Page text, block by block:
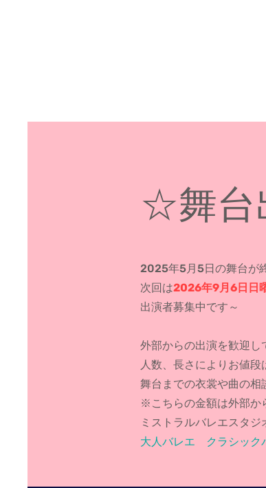
☆舞台
2025年5月5日の舞台が
次回は2026年9月6日日
出演者募集中です～
外部からの出演を歓迎し
人数、長さによりお値段
舞台までの衣裳や曲の相
※こちらの金額は外部か
ミストラルバレエスタジ
大人バレエ クラシッ